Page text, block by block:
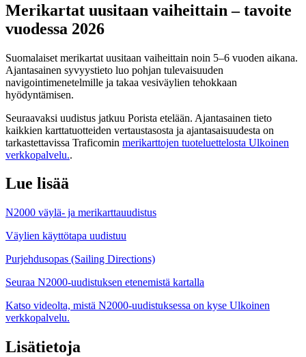
Merikartat uusitaan vaiheittain – tavoite
vuodessa 2026
Suomalaiset merikartat uusitaan vaiheittain noin 5–6 vuoden aikana.
Ajantasainen syvyystieto luo pohjan tulevaisuuden
navigointimenetelmille ja takaa vesiväylien tehokkaan
hyödyntämisen.
Seuraavaksi uudistus jatkuu Porista etelään. Ajantasainen tieto
kaikkien karttatuotteiden vertaustasosta ja ajantasaisuudesta on
tarkastettavissa Traficomin merikarttojen tuoteluettelosta Ulkoinen
verkkopalvelu..
Lue lisää
N2000 väylä- ja merikarttauudistus
Väylien käyttötapa uudistuu
Purjehdusopas (Sailing Directions)
Seuraa N2000-uudistuksen etenemistä kartalla
Katso videolta, mistä N2000-uudistuksessa on kyse Ulkoinen
verkkopalvelu.
Lisätietoja